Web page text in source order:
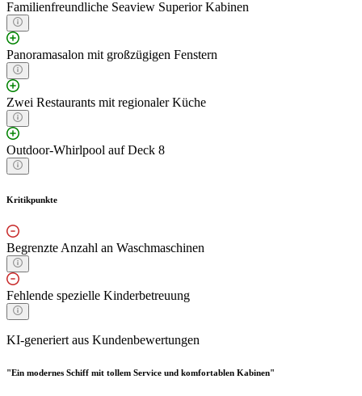
Familienfreundliche Seaview Superior Kabinen
Panoramasalon mit großzügigen Fenstern
Zwei Restaurants mit regionaler Küche
Outdoor-Whirlpool auf Deck 8
Kritikpunkte
Begrenzte Anzahl an Waschmaschinen
Fehlende spezielle Kinderbetreuung
KI-generiert aus Kundenbewertungen
"Ein modernes Schiff mit tollem Service und komfortablen Kabinen"